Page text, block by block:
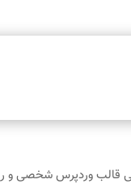
قالب وردپرس شخصی و